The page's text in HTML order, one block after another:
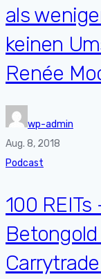
als
keinen
Renée
wp-admin
Aug. 8, 2018
Podcast
100